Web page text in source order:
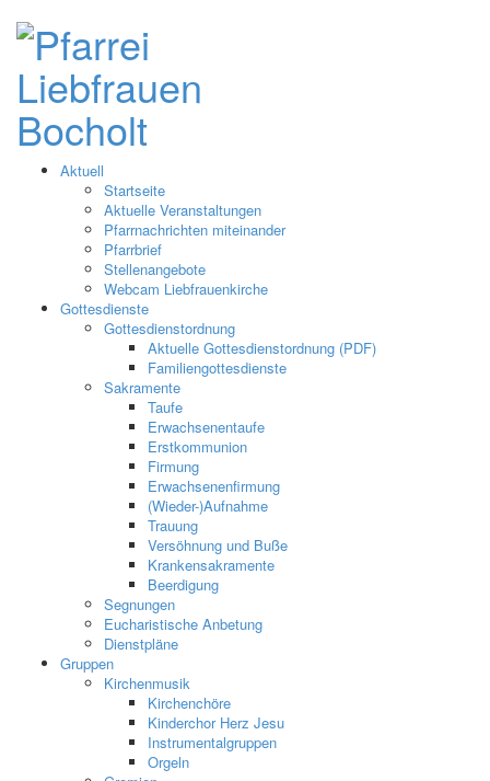
Aktuell
Startseite
Aktuelle Veranstaltungen
Pfarrnachrichten miteinander
Pfarrbrief
Stellenangebote
Webcam Liebfrauenkirche
Gottesdienste
Gottesdienstordnung
Aktuelle Gottesdienstordnung (PDF)
Familiengottesdienste
Sakramente
Taufe
Erwachsenentaufe
Erstkommunion
Firmung
Erwachsenenfirmung
(Wieder-)Aufnahme
Trauung
Versöhnung und Buße
Krankensakramente
Beerdigung
Segnungen
Eucharistische Anbetung
Dienstpläne
Gruppen
Kirchenmusik
Kirchenchöre
Kinderchor Herz Jesu
Instrumentalgruppen
Orgeln